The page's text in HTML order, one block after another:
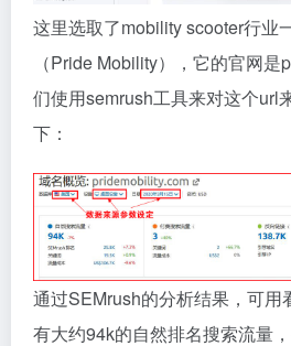
这里选取了mobility scooter行业
（Pride Mobility），它的官网
们使用semrush工具来对这个url
下：
通过SEMrush的分析结果，可用
有大约94k的自然排名搜索流量